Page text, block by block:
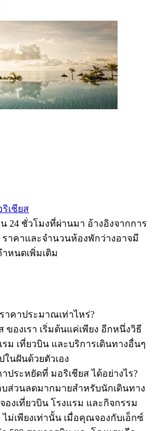
เชียส
24 ชั่วโมงที่ผ่านมา อ้างอิงจากการ
ราคาและจำนวนห้องพักว่างอาจมี
หนดเพิ่มเติม
าคาประมาณเท่าไหร่?
ของเรา เริ่มต้นแค่เพียง อีกหนึ่งวิธี
รม เที่ยวบิน และบริการเดินทางอื่นๆ
นฝันด้วยตัวเอง
ประหยัดที่ มอริเชียส ได้อย่างไร?
บส่วนลดมากมายสำหรับนักเดินทาง
งเที่ยวบิน โรงแรม และกิจกรรม
ไม่เพียงเท่านั้น เมื่อคุณจองกับเอ็กซ์